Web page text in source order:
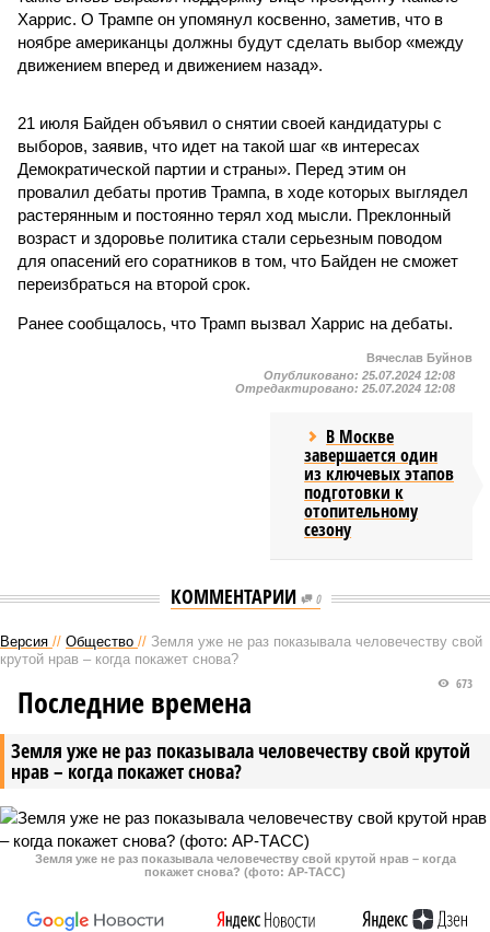
Харрис. О Трампе он упомянул косвенно, заметив, что в
ноябре американцы должны будут сделать выбор «между
движением вперед и движением назад».
21 июля Байден объявил о снятии своей кандидатуры с
выборов, заявив, что идет на такой шаг «в интересах
Демократической партии и страны». Перед этим он
провалил дебаты против Трампа, в ходе которых выглядел
растерянным и постоянно терял ход мысли. Преклонный
возраст и здоровье политика стали серьезным поводом
для опасений его соратников в том, что Байден не сможет
переизбраться на второй срок.
Ранее сообщалось, что Трамп вызвал Харрис на дебаты.
Вячеслав Буйнов
Опубликовано: 25.07.2024 12:08
Отредактировано: 25.07.2024 12:08
В Москве
завершается один
из ключевых этапов
подготовки к
отопительному
сезону
КОММЕНТАРИИ 0
Версия // Общество // Земля уже не раз показывала человечеству свой
крутой нрав – когда покажет снова?
Земля уже не раз показывала человечеству свой крутой
нрав – когда покажет снова?
673
Последние времена
Земля уже не раз показывала человечеству свой крутой нрав – когда
покажет снова? (фото: АР-ТАСС)